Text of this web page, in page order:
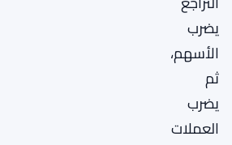
يضرب
الأسهم،
ثم
يضرب
العملات